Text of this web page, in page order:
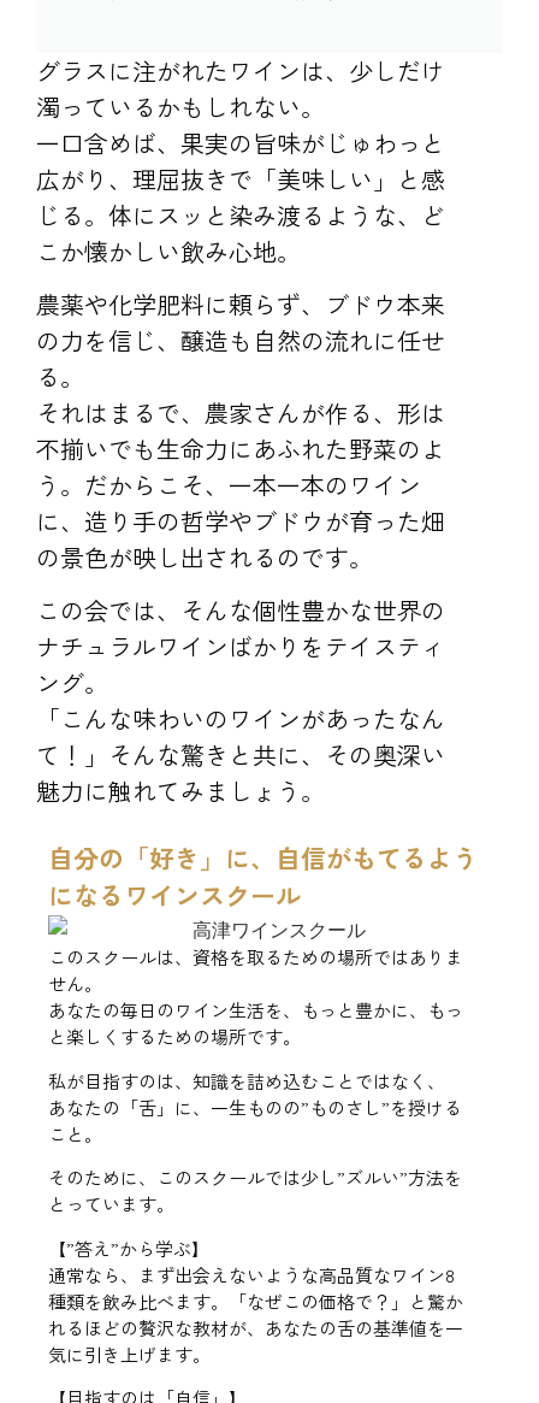
グラスに注がれたワインは、少しだけ
濁っているかもしれない。
一口含めば、果実の旨味がじゅわっと
広がり、理屈抜きで「美味しい」と感
じる。体にスッと染み渡るような、ど
こか懐かしい飲み心地。
農薬や化学肥料に頼らず、ブドウ本来
の力を信じ、醸造も自然の流れに任せ
る。
それはまるで、農家さんが作る、形は
不揃いでも生命力にあふれた野菜のよ
う。だからこそ、一本一本のワイン
に、造り手の哲学やブドウが育った畑
の景色が映し出されるのです。
この会では、そんな個性豊かな世界の
ナチュラルワインばかりをテイスティ
ング。
「こんな味わいのワインがあったなん
て！」そんな驚きと共に、その奥深い
魅力に触れてみましょう。
自分の「好き」に、自信がもてるよう
になるワインスクール
このスクールは、資格を取るための場所ではありま
せん。
あなたの毎日のワイン生活を、もっと豊かに、もっ
と楽しくするための場所です。
私が目指すのは、知識を詰め込むことではなく、
あなたの「舌」に、一生ものの”ものさし”を授ける
こと。
そのために、このスクールでは少し”ズルい”方法を
とっています。
【”答え”から学ぶ】
通常なら、まず出会えないような高品質なワイン8
種類を飲み比べます。「なぜこの価格で？」と驚か
れるほどの贅沢な教材が、あなたの舌の基準値を一
気に引き上げます。
【目指すのは「自信」】